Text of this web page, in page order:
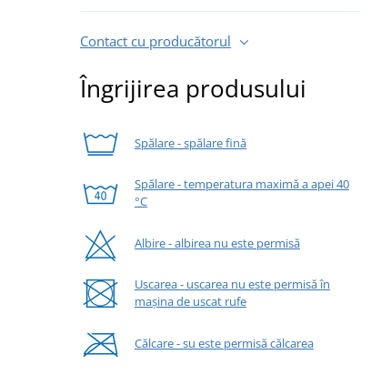
Contact cu producătorul
Îngrijirea produsului
Spălare - spălare fină
Spălare - temperatura maximă a apei 40
°C
Albire - albirea nu este permisă
Uscarea - uscarea nu este permisă în
mașina de uscat rufe
Călcare - su este permisă călcarea